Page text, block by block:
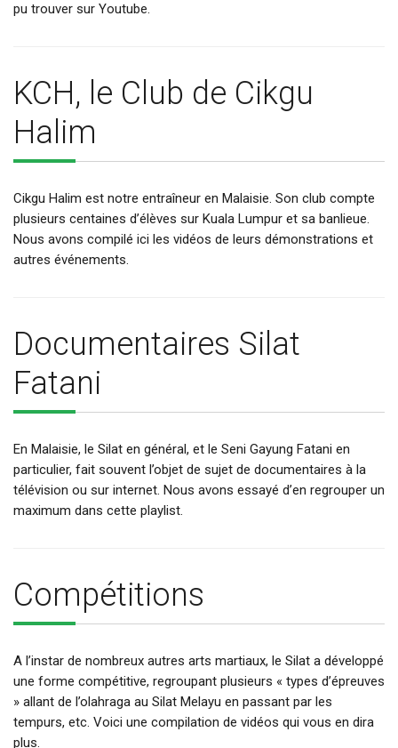
pu trouver sur Youtube.
KCH, le Club de Cikgu
Halim
Cikgu Halim est notre entraîneur en Malaisie. Son club compte
plusieurs centaines d’élèves sur Kuala Lumpur et sa banlieue.
Nous avons compilé ici les vidéos de leurs démonstrations et
autres événements.
Documentaires Silat
Fatani
En Malaisie, le Silat en général, et le Seni Gayung Fatani en
particulier, fait souvent l’objet de sujet de documentaires à la
télévision ou sur internet. Nous avons essayé d’en regrouper un
maximum dans cette playlist.
Compétitions
A l’instar de nombreux autres arts martiaux, le Silat a développé
une forme compétitive, regroupant plusieurs « types d’épreuves
» allant de l’olahraga au Silat Melayu en passant par les
tempurs, etc. Voici une compilation de vidéos qui vous en dira
plus.